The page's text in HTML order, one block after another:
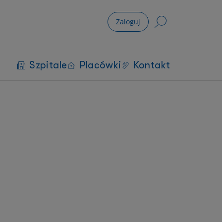
Zaloguj
Szpitale Placówki Kontakt